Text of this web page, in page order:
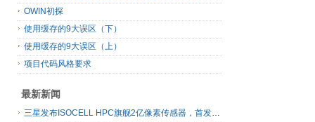
OWIN初探
使用缓存的9大误区（下）
使用缓存的9大误区（上）
项目代码风格要求
最新新闻
三星发布ISOCELL HPC旗舰2亿像素传感器，首发16-bit RAW输出